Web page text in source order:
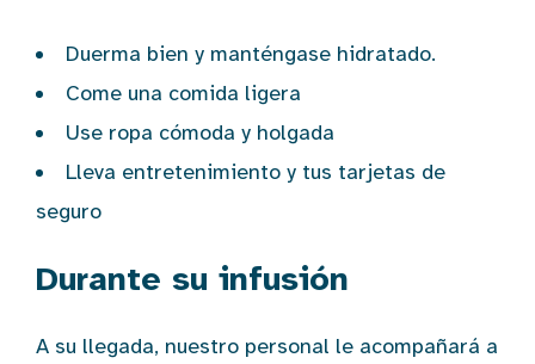
Duerma bien y manténgase hidratado.
Come una comida ligera
Use ropa cómoda y holgada
Lleva entretenimiento y tus tarjetas de
seguro
Durante su infusión
A su llegada, nuestro personal le acompañará a